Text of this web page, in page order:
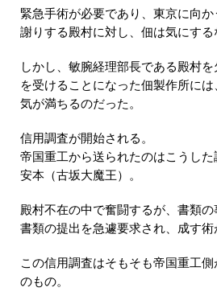
緊急手術が必要であり、東京に向
謝りする殿村に対し、佃は気にする
しかし、敏腕経理部長である殿村
を受けることになった佃製作所に
気が満ちるのだった。
信用調査が開始される。
帝国重工から送られたのはこうし
安本（古坂大魔王）。
殿村不在の中で奮闘するが、書類
書類の提出を急遽要求され、成す術
この信用調査はそもそも帝国重工
のもの。